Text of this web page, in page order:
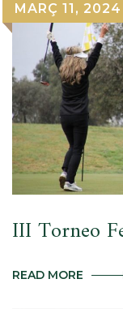
MARÇ 11, 2024
III Torneo
READ MORE III